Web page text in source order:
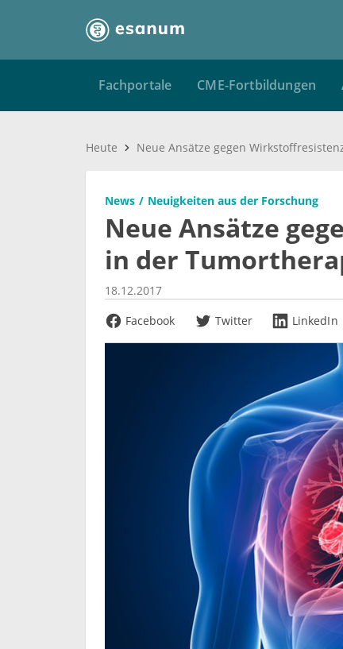
Fachportale CME-Fortbildungen
Heute
News Neuigkeiten aus der Forschung
Neue Ansätze
in der
18.12.2017
Facebook
Twitter LinkedIn